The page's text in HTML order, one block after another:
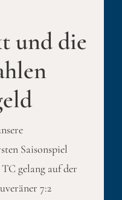
und die
Saisonspiel
TC gelang auf der
7:2